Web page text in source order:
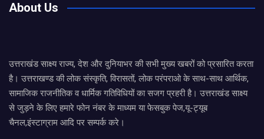
About Us
उत्तराखंड साक्ष्य राज्य, देश और दुनियाभर की सभी मुख्य खबरों को प्रसारित करता
है। उत्तराखण्ड की लोक संस्कृति, विरासतों, लोक परंपराओ के साथ-साथ आर्थिक,
सामाजिक राजनीतिक व धार्मिक गतिविधियों का सजग प्रहरी है। उत्तराखंड साक्ष्य
से जुड़ने के लिए हमारे फोन नंबर के माध्यम या फेसबुक पेज,यू-ट्यूब
चैनल,इंस्टाग्राम आदि पर सम्पर्क करे।